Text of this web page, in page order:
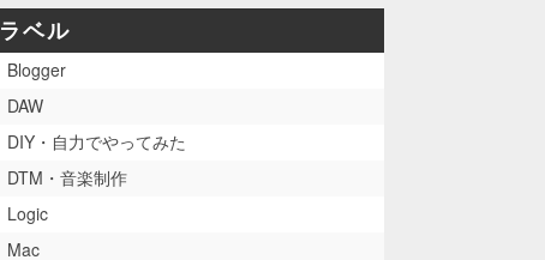
ラベル
Blogger
DAW
DIY・自力でやってみた
DTM・音楽制作
Logic
Mac